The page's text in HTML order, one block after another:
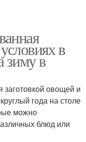
в
зиму в
заготовкой овощей и
года на столе
можно
блюд или